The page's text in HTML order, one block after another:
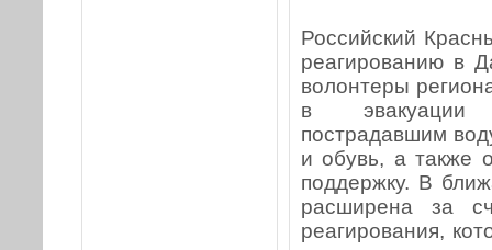
Российский
реагированию в
волонтеры
в эвакуации
пострадавшим
и обувь, а также
поддержку. В
расширена за
реагирования,